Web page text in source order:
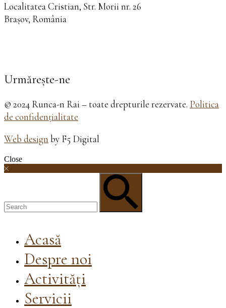
Localitatea Cristian, Str. Morii nr. 26
Brașov, România
Urmărește-ne
© 2024 Runca-n Rai – toate drepturile rezervate. Politica
de confidențialitate
Web design by F5 Digital
Close
Acasă
Despre noi
Activități
Servicii